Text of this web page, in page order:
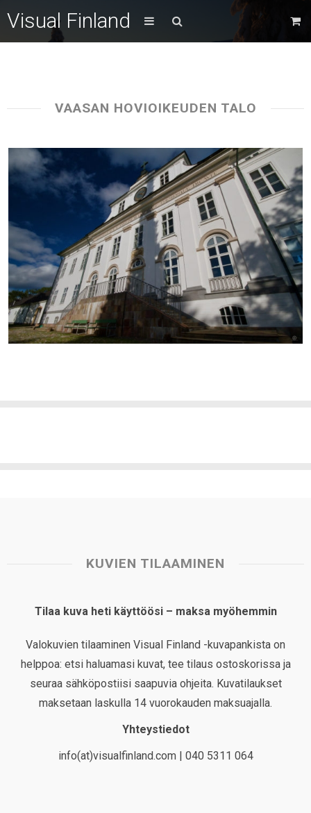
Visual Finland
VAASAN HOVIOIKEUDEN TALO
KUVIEN TILAAMINEN
Tilaa kuva heti käyttöösi – maksa myöhemmin
Valokuvien tilaaminen Visual Finland -kuvapankista on
helppoa: etsi haluamasi kuvat, tee tilaus ostoskorissa ja
seuraa sähköpostiisi saapuvia ohjeita. Kuvatilaukset
maksetaan laskulla 14 vuorokauden maksuajalla.
Yhteystiedot
info(at)visualfinland.com | 040 5311 064